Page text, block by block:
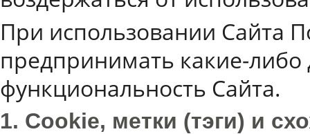
При использовании Сайта
предпринимать какие-либо
функциональность Сайта.
1. Cookie, метки (тэги) и